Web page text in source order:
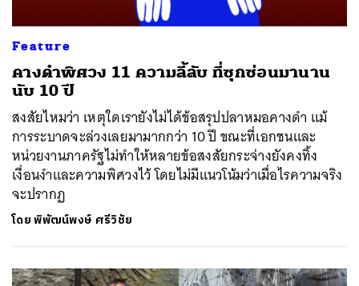
Feature
คางดำพิศวง 11 ความลี้ลับ ที่ซุกซ่อนมานาน
นับ 10 ปี
สงสัยไหมว่า เหตุใดเรายังไม่ได้ข้อสรุปปลาหมอคางดำ แม้
การระบาดจะล่วงเลยมามากกว่า 10 ปี ขณะที่เอกชนและ
หน่วยงานภาครัฐไม่ทำให้หลายข้อสงสัยกระจ่างยังคงทิ้ง
เงื่อนงำและความพิศวงไว้ โดยไม่มีแนวโน้มว่าเมื่อไรความจริง
จะปรากฏ
โดยพิพัฒน์พงษ์ ศรีวิชัย